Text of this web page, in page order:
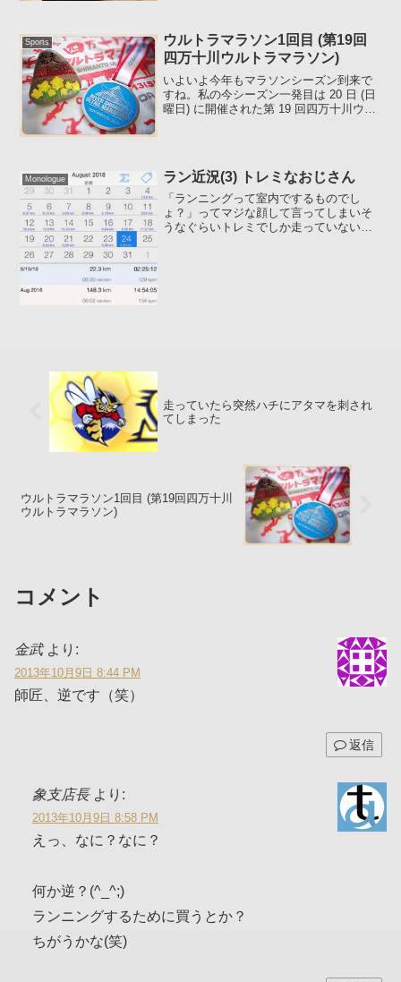
いたりします :mu-n: 約...
Sports
ウルトラマラソン1回目 (第19回
四万十川ウルトラマラソン)
いよいよ今年もマラソンシーズン到来で
すね。私の今シーズン一発目は 20 日 (日
曜日) に開催された第 19 回四万十川ウル
Monologue ラン近況(3) トレミなおじさん
「ランニングって室内でするものでし
ょ？」ってマジな顔して言ってしまいそ
うなぐらいトレミでしか走っていない今
走っていたら突然ハチにアタマを刺され
てしまった
ウルトラマラソン1回目 (第19回四万十川
ウルトラマラソン)
コメント
金武 より:
2013年10月9日 8:44 PM
師匠、逆です（笑）
返信
象支店長 より:
2013年10月9日 8:58 PM
えっ、なに？なに？
何か逆？(^_^;)
ランニングするために買うとか？
ちがうかな(笑)